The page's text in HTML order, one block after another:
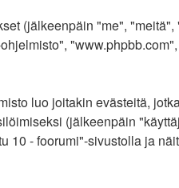
(jälkeenpäin "me",
luo joitakin evästeitä,
(jälkeenpäin
- foorumi"-sivustolla ja